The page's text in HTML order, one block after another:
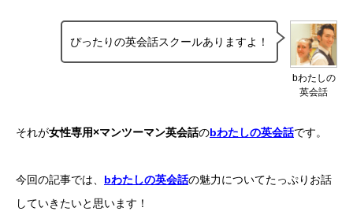
bわたしの
英会話
ぴったりの英会話スクールありますよ！
それが女性専用×マンツーマン英会話のbわたしの英会話です。
今回の記事では、 bわたしの英会話の魅力についてたっぷりお話
していきたいと思います！